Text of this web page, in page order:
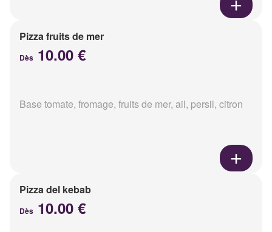
Pizza fruits de mer
Dès 10.00 €
Base tomate, fromage, fruits de mer, ail, persil, citron
Pizza del kebab
Dès 10.00 €